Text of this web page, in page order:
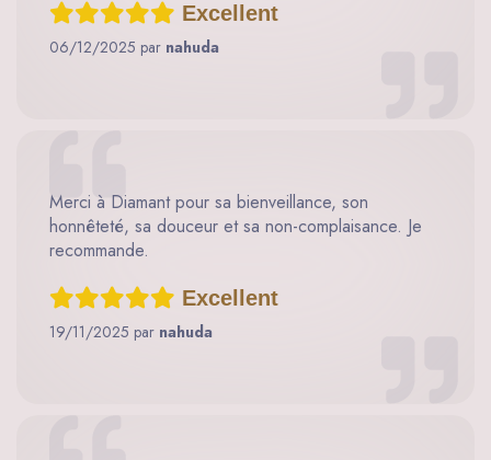
Excellent
06/12/2025 par nahuda
Merci à Diamant pour sa bienveillance, son
honnêteté, sa douceur et sa non-complaisance. Je
recommande.
Excellent
19/11/2025 par nahuda